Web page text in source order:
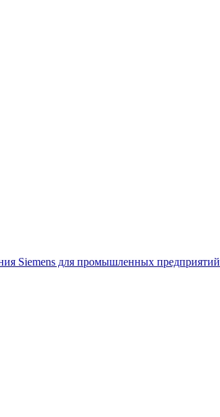
Siemens для промышленных предприятий